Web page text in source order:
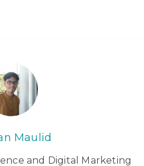
Maulid
and Digital Marketing